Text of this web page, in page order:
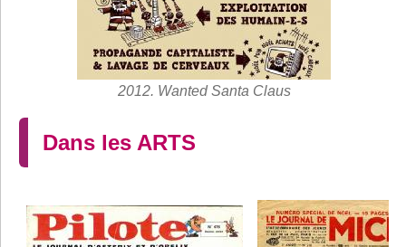
2012. Wanted Santa Claus
Dans les ARTS